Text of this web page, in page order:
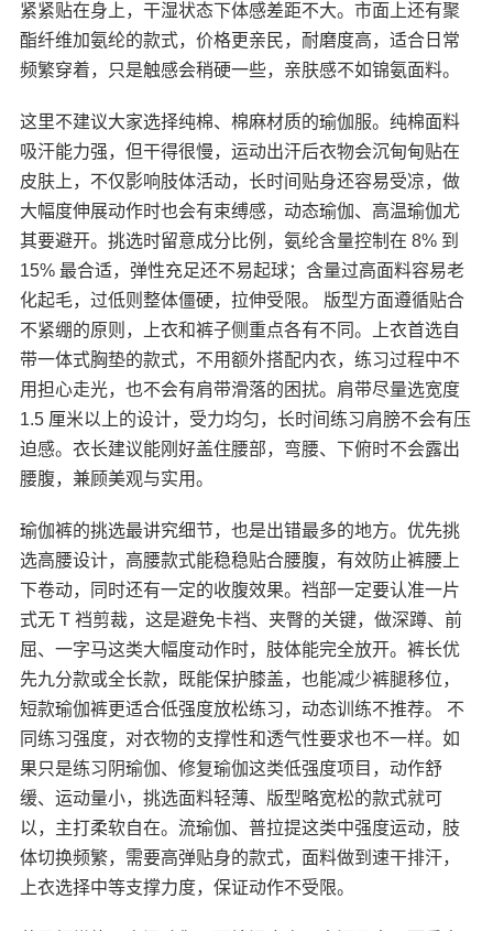
紧紧贴在身上，干湿状态下体感差距不大。市面上还有聚
酯纤维加氨纶的款式，价格更亲民，耐磨度高，适合日常
频繁穿着，只是触感会稍硬一些，亲肤感不如锦氨面料。
这里不建议大家选择纯棉、棉麻材质的瑜伽服。纯棉面料
吸汗能力强，但干得很慢，运动出汗后衣物会沉甸甸贴在
皮肤上，不仅影响肢体活动，长时间贴身还容易受凉，做
大幅度伸展动作时也会有束缚感，动态瑜伽、高温瑜伽尤
其要避开。挑选时留意成分比例，氨纶含量控制在 8% 到
15% 最合适，弹性充足还不易起球；含量过高面料容易老
化起毛，过低则整体僵硬，拉伸受限。 版型方面遵循贴合
不紧绷的原则，上衣和裤子侧重点各有不同。上衣首选自
带一体式胸垫的款式，不用额外搭配内衣，练习过程中不
用担心走光，也不会有肩带滑落的困扰。肩带尽量选宽度
1.5 厘米以上的设计，受力均匀，长时间练习肩膀不会有压
迫感。衣长建议能刚好盖住腰部，弯腰、下俯时不会露出
腰腹，兼顾美观与实用。
瑜伽裤的挑选最讲究细节，也是出错最多的地方。优先挑
选高腰设计，高腰款式能稳稳贴合腰腹，有效防止裤腰上
下卷动，同时还有一定的收腹效果。裆部一定要认准一片
式无 T 裆剪裁，这是避免卡裆、夹臀的关键，做深蹲、前
屈、一字马这类大幅度动作时，肢体能完全放开。裤长优
先九分款或全长款，既能保护膝盖，也能减少裤腿移位，
短款瑜伽裤更适合低强度放松练习，动态训练不推荐。 不
同练习强度，对衣物的支撑性和透气性要求也不一样。如
果只是练习阴瑜伽、修复瑜伽这类低强度项目，动作舒
缓、运动量小，挑选面料轻薄、版型略宽松的款式就可
以，主打柔软自在。流瑜伽、普拉提这类中强度运动，肢
体切换频繁，需要高弹贴身的款式，面料做到速干排汗，
上衣选择中等支撑力度，保证动作不受限。